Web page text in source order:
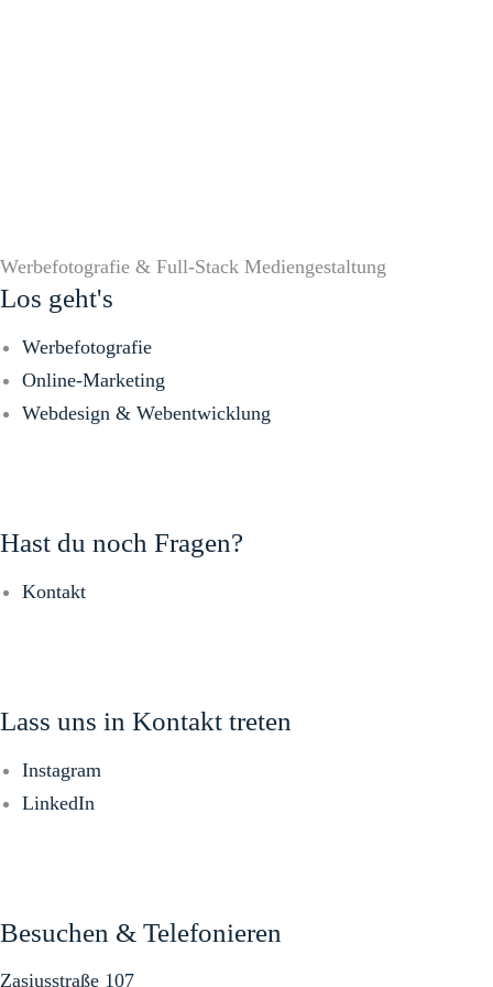
Werbefotografie & Full-Stack Mediengestaltung
Los geht's
Werbefotografie
Online-Marketing
Webdesign & Webentwicklung
Hast du noch Fragen?
Kontakt
Lass uns in Kontakt treten
Instagram
LinkedIn
Besuchen & Telefonieren
Zasiusstraße 107